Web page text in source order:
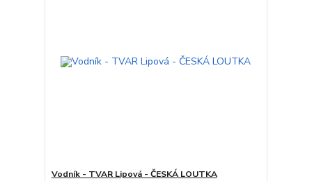
Vodník - TVAR Lipová - ČESKÁ LOUTKA